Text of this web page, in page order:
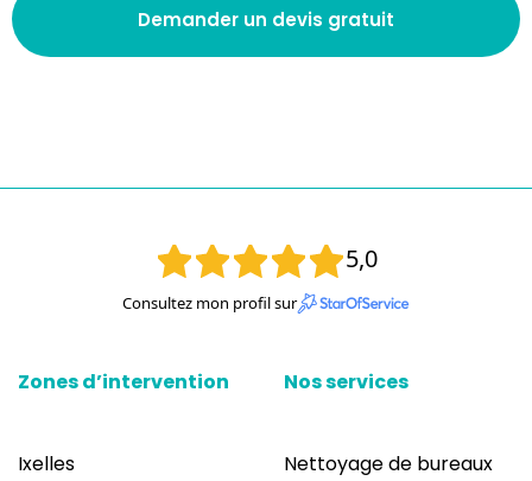
Demander un devis gratuit
5,0
Consultez mon profil sur
Zones d’intervention
Ixelles
Nos services
Nettoyage de bureaux